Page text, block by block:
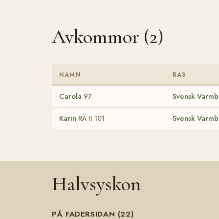
Avkommor (2)
NAMN RAS
Carola 97 Svensk
Karin RÄ II 101 Svensk
Halvsyskon
PÅ FADERSIDAN (22)